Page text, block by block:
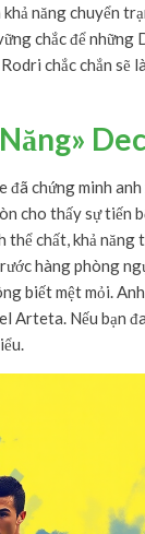
năng chuyển
chắc để những
chắc chắn sẽ
chứng minh
cho thấy sự tiến
thể chất, khả
hàng phòng
biết mệt mỏi.
Arteta. Nếu bạn